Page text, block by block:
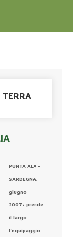
TERRA
PUNTA ALA –
SARDEGNA,
giugno
2007: prende
il largo
l’equipaggio